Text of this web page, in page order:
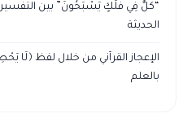
“كُلٌّ فِي فَلَكٍ يَسْبَحُونَ” بين التفسير
الحديثة
الإعجاز القرآني من خلال لفظ ﴿لَا
بالعلم